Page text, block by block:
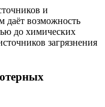
и
даёт возможность
до химических
загрязнения